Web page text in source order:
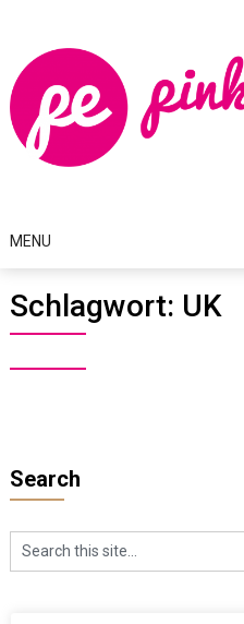
content
MENU
Schlagwort: UK
Search